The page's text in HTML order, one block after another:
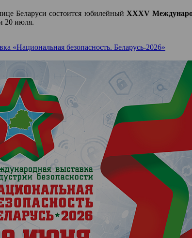
Беларуси состоится юбилейныйXXXV
20 июля.
«Национальная безопасность. Беларусь-2026»